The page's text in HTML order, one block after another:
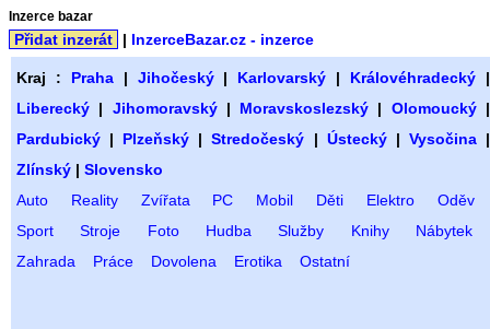
Inzerce bazar
Přidat inzerát | InzerceBazar.cz - inzerce
Kraj : Praha| Jihočeský| Karlovarský | Královéhradecký |
Liberecký | Jihomoravský| Moravskoslezský | Olomoucký|
Pardubický | Plzeňský |Stredočeský | Ústecký| Vysočina|
Zlínský | Slovensko
Auto
Reality Zvířata PC Mobil Děti Elektro
Oděv
Sport
Stroje Foto Hudba Služby Knihy
Nábytek
Zahrada
Práce Dovolena Erotika Ostatní